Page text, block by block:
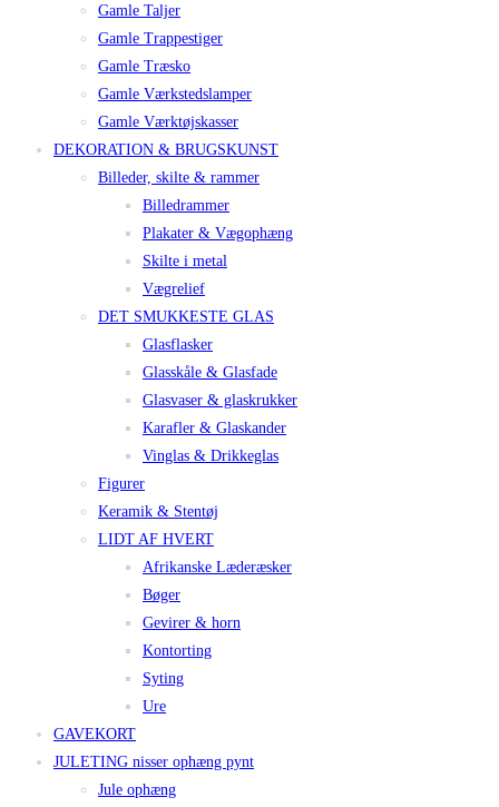
Gamle Taljer
Gamle Trappestiger
Gamle Træsko
Gamle Værkstedslamper
Gamle Værktøjskasser
DEKORATION & BRUGSKUNST
Billeder, skilte & rammer
Billedrammer
Plakater & Vægophæng
Skilte i metal
Vægrelief
DET SMUKKESTE GLAS
Glasflasker
Glasskåle & Glasfade
Glasvaser & glaskrukker
Karafler & Glaskander
Vinglas & Drikkeglas
Figurer
Keramik & Stentøj
LIDT AF HVERT
Afrikanske Læderæsker
Bøger
Gevirer & horn
Kontorting
Syting
Ure
GAVEKORT
JULETING nisser ophæng pynt
Jule ophæng